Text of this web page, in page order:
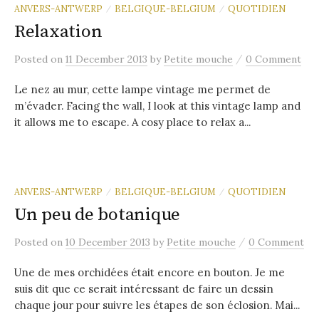
ANVERS-ANTWERP / BELGIQUE-BELGIUM / QUOTIDIEN
Relaxation
Posted on 11 December 2013 by Petite mouche / 0 Comment
Le nez au mur, cette lampe vintage me permet de
m’évader. Facing the wall, I look at this vintage lamp and
it allows me to escape. A cosy place to relax a...
ANVERS-ANTWERP / BELGIQUE-BELGIUM / QUOTIDIEN
Un peu de botanique
Posted on 10 December 2013 by Petite mouche / 0 Comment
Une de mes orchidées était encore en bouton. Je me
suis dit que ce serait intéressant de faire un dessin
chaque jour pour suivre les étapes de son éclosion. Mai...